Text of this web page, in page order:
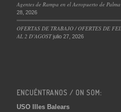
Agentes de Rampa en el Aeropuerto de
28, 2026
OFERTAS DE TRABAJO / OFERTES DE
AL 2 D’AGOST julio 27, 2026
ENCUÉNTRANOS / ON SOM:
USO Illes Balears